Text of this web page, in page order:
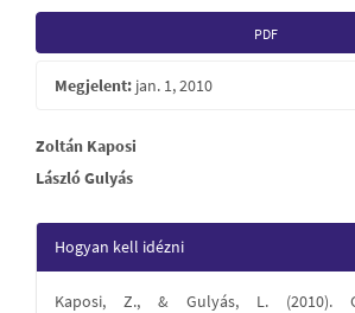
Article
Sidebar
PDF
Megjelent: jan. 1, 2010
Main
Article
Content
Zoltán Kaposi
László Gulyás
Article
Details
Hogyan kell idézni
Kaposi, Z., & Gulyás, L. (2010).